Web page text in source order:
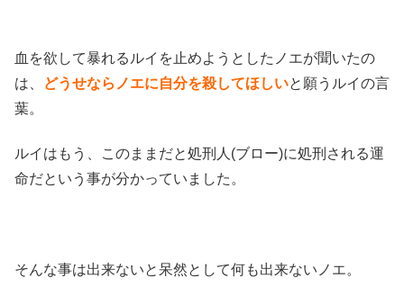
血を欲して暴れるルイを止めようとしたノエが聞いたの
は、
どうせならノエに自分を殺してほしいと願うルイの言
葉。
ルイはもう、このままだと処刑人(ブロー)に処刑される運
命だという事が分かっていました。
そんな事は出来ないと呆然として何も出来ないノエ。